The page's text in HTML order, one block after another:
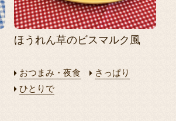
ほうれん草のビスマルク風
おつまみ・夜食
さっぱり
ひとりで